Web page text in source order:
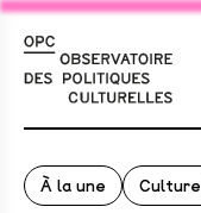
À la une